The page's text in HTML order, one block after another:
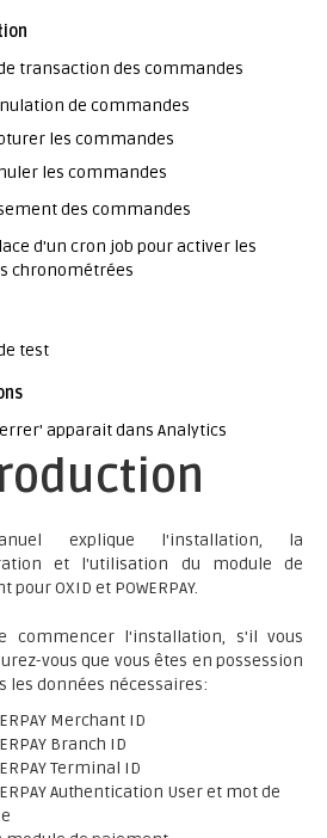
transaction des commandes
de commandes
les commandes
les commandes
des commandes
d'un cron job pour activer les
chronométrées
test
apparait dans Analytics
explique l'installation, la
et l'utilisation du module de
pour OXID et POWERPAY.
commencer l'installation, s'il vous
vous que vous êtes en possession
les données nécessaires:
Merchant ID
Branch ID
Terminal ID
Authentication User et mot de